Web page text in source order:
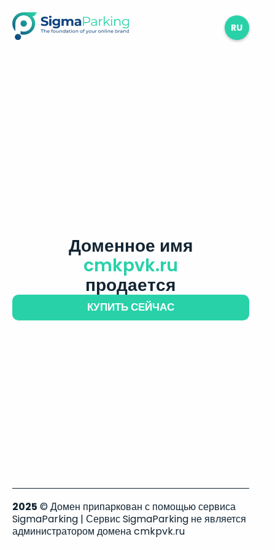
RU
Доменное имя
cmkpvk.ru
продается
КУПИТЬ СЕЙЧАС
2025 © Домен припаркован с помощью сервиса
SigmaParking | Сервис SigmaParking не является
администратором домена cmkpvk.ru